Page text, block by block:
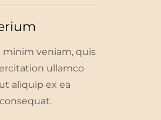
minim veniam, quis
ullamco
aliquip ex ea